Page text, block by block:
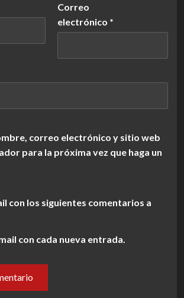
Correo
electrónico *
correo electrónico y sitio web
para la próxima vez que haga un
con los siguientes comentarios a
con cada nueva entrada.